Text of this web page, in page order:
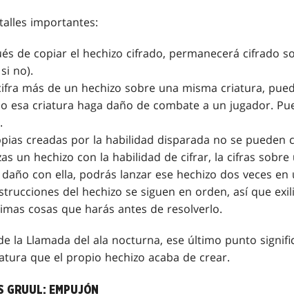
importantes:
de copiar el hechizo cifrado, permanecerá cifrado
no).
más de un hechizo sobre una misma criatura,
esa criatura haga daño de combate a un jugador.
creadas por la habilidad disparada no se pueden
un hechizo con la habilidad de cifrar, la cifras
daño con ella, podrás lanzar ese hechizo dos veces
del hechizo se siguen en orden, así que
cosas que harás antes de resolverlo.
la Llamada del ala nocturna, ese último punto
que el propio hechizo acaba de crear.
GRUUL: EMPUJÓN